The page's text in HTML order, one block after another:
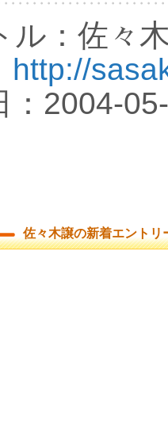
ル：佐々
http://
：2004-
佐々木譲の新着エントリ